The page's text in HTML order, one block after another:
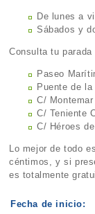
De lunes a
Sábados y
Consulta tu
Paseo
Puente de
C/
C/ Teniente
C/ Héroes
Lo mejor de todo
céntimos, y si
es totalmente
Fecha de inicio: